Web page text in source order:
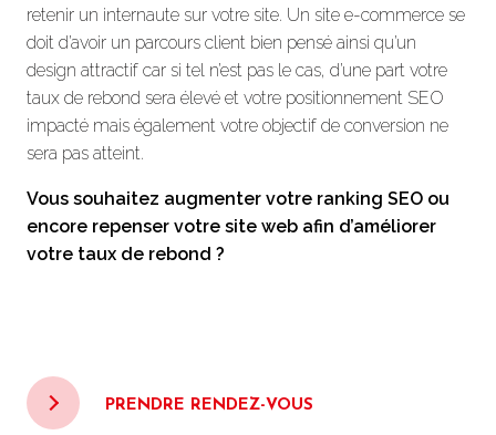
retenir un internaute sur votre site. Un site e-commerce se
doit d’avoir un parcours client bien pensé ainsi qu’un
design attractif car si tel n’est pas le cas, d’une part votre
taux de rebond sera élevé et votre positionnement SEO
impacté mais également votre objectif de conversion ne
sera pas atteint.
Vous souhaitez augmenter votre ranking SEO ou
encore repenser votre site web afin d’améliorer
votre taux de rebond ?
PRENDRE RENDEZ-VOUS